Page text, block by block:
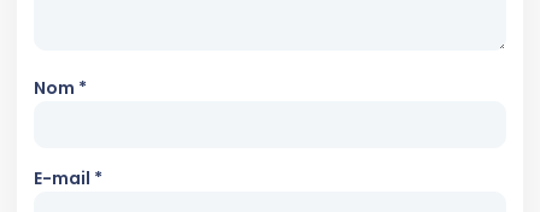
Nom *
E-mail *